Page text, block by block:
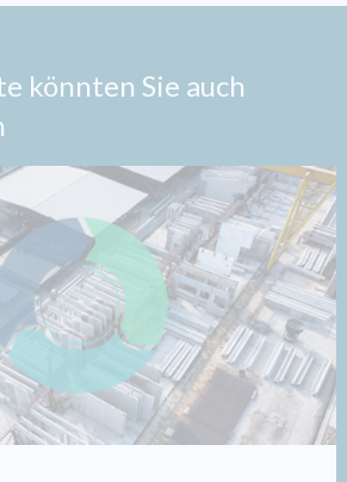
könnten Sie auch